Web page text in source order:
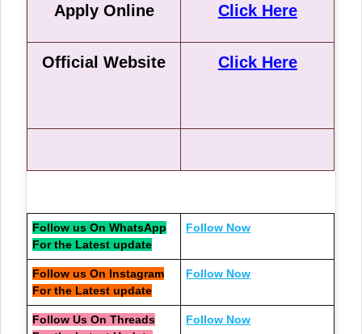
Apply Online Click Here
Official Website Click Here
Follow us On WhatsApp
For the Latest update
Follow Now
Follow us On Instagram
For the Latest update
Follow Now
Follow Us On Threads
Follow Now